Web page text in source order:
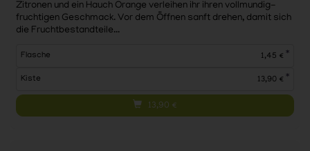
Zitronen und ein Hauch Orange verleihen ihr ihren vollmundig-
fruchtigen Geschmack. Vor dem Öffnen sanft drehen, damit sich
die Fruchtbestandteile...
Flasche 1,45 € *
Kiste 13,90 € *
13,90 €